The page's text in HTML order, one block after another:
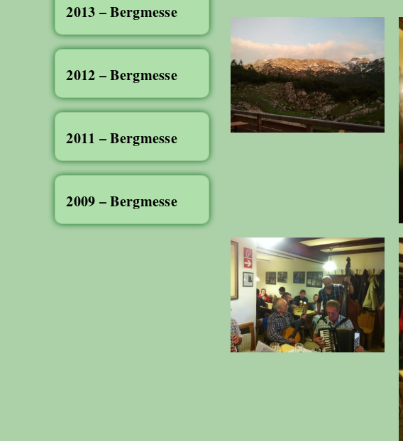
2013 – Bergmesse
2012 – Bergmesse
2011 – Bergmesse
2009 – Bergmesse